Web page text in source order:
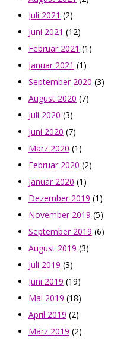
Juli 2021 (2)
Juni 2021 (12)
Februar 2021 (1)
Januar 2021 (1)
September 2020 (3)
August 2020 (7)
Juli 2020 (3)
Juni 2020 (7)
März 2020 (1)
Februar 2020 (2)
Januar 2020 (1)
Dezember 2019 (1)
November 2019 (5)
September 2019 (6)
August 2019 (3)
Juli 2019 (3)
Juni 2019 (19)
Mai 2019 (18)
April 2019 (2)
März 2019 (2)